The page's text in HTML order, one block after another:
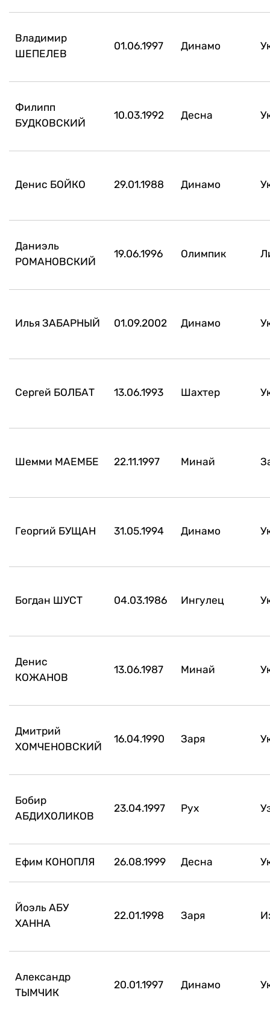
Владимир
ШЕПЕЛЕВ
01.06.1997 Динамо
Филипп
БУДКОВСКИЙ
10.03.1992 Десна
Денис БОЙКО 29.01.1988 Динамо
Даниэль
РОМАНОВСКИЙ
19.06.1996 Олимпик
Илья ЗАБАРНЫЙ 01.09.2002 Динамо
Сергей БОЛБАТ 13.06.1993 Шахтер
Шемми МАЕМБЕ 22.11.1997 Минай
Георгий БУЩАН 31.05.1994 Динамо
Богдан ШУСТ 04.03.1986 Ингулец
Денис
КОЖАНОВ
13.06.1987 Минай
Дмитрий
ХОМЧЕНОВСКИЙ
16.04.1990 Заря
Бобир
АБДИХОЛИКОВ
23.04.1997 Рух
Ефим КОНОПЛЯ 26.08.1999 Десна
Йоэль АБУ
ХАННА
22.01.1998 Заря
Александр
ТЫМЧИК
20.01.1997 Динамо